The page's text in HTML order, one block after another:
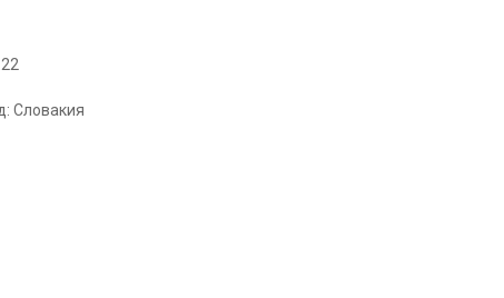
Словакия